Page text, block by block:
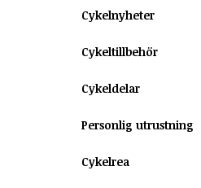
Cykelnyheter
Cykeltillbehör
Cykeldelar
Personlig utrustning
Cykelrea